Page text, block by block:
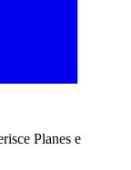
Planes e